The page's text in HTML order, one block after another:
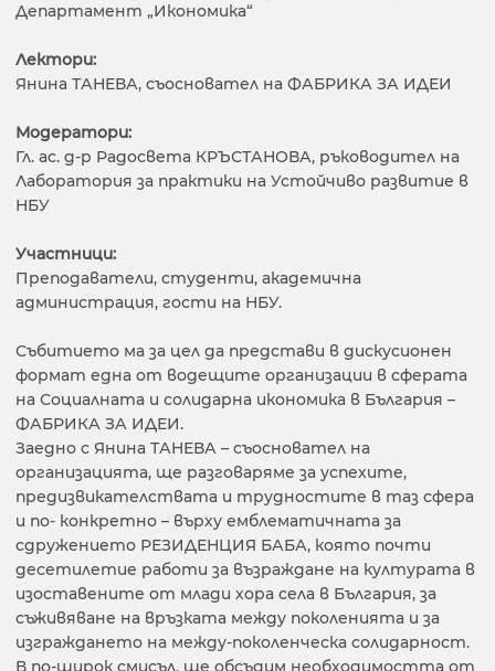
Департамент „Икономика“
Лектори:
Янина ТАНЕВА, съосновател на ФАБРИКА ЗА ИДЕИ
Модератори:
Гл. ас. д-р Радосвета КРЪСТАНОВА, ръководител на
Лаборатория за практики на Устойчиво развитие в
НБУ
Участници:
Преподаватели, студенти, академична
администрация, гости на НБУ.
Събитието ма за цел да представи в дискусионен
формат една от водещите организации в сферата
на Социалната и солидарна икономика в България –
ФАБРИКА ЗА ИДЕИ.
Заедно с Янина ТАНЕВА – съосновател на
организацията, ще разговаряме за успехите,
предизвикателствата и трудностите в таз сфера
и по- конкретно – върху емблематичната за
сдружението РЕЗИДЕНЦИЯ БАБА, която почти
десетилетие работи за възраждане на културата в
изоставените от млади хора села в България, за
съживяване на връзката между поколенията и за
изграждането на между-поколенческа солидарност.
В по-широк смисъл, ще обсъдим необходимостта от